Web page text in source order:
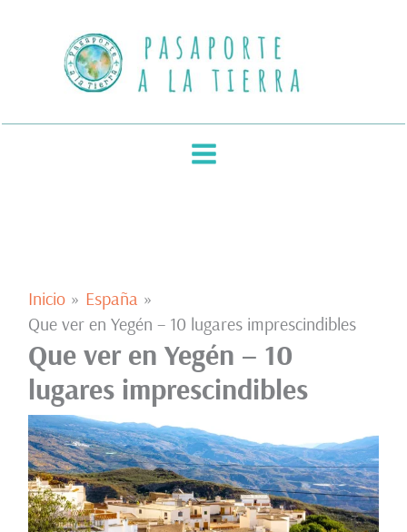
contenido
Inicio
España
Que ver en Yegén – 10 lugares imprescindibles
Que ver en Yegén – 10
lugares imprescindibles